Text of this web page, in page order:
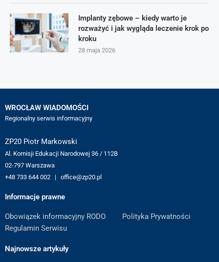
Implanty zębowe – kiedy warto je
rozważyć i jak wygląda leczenie krok po
kroku
28 maja 2026
WROCŁAW WIADOMOŚCI
Regionalny serwis informacyjny
ZP20 Piotr Markowski
Al. Komisji Edukacji Narodowej 36 / 112B
02-797 Warszawa
+48 733 644 002 | office@zp20.pl
Informacje prawne
Obowiązek informacyjny RODO
Polityka Prywatności
Regulamin Serwisu
Najnowsze artykuły